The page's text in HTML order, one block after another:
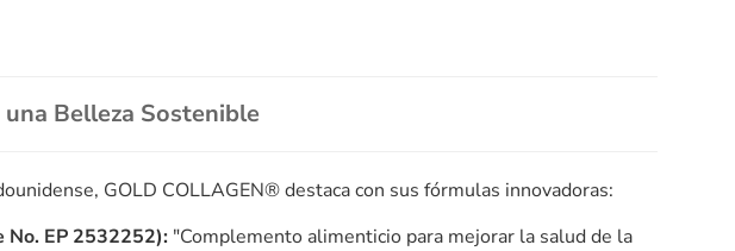
Belleza Sostenible
GOLD COLLAGEN® destaca con sus fórmulas innovadoras:
EP 2532252): "Complemento alimenticio para mejorar la salud de la